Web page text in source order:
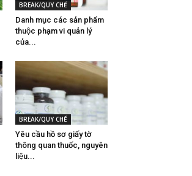
BREAK/QUY CHẾ
Danh mục các sản phẩm
thuộc phạm vi quản lý
của...
BREAK/QUY CHẾ
Yêu cầu hồ sơ giấy tờ
thông quan thuốc, nguyên
liệu...